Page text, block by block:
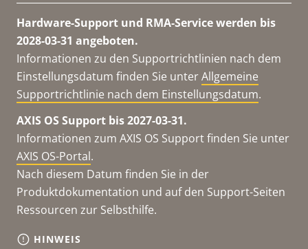
Hardware-Support und RMA-Service werden bis
2028-03-31 angeboten.
Informationen zu den Supportrichtlinien nach dem
Einstellungsdatum finden Sie unterAllgemeine
Supportrichtlinie nach dem Einstellungsdatum.
AXIS OS Support bis 2027-03-31.
Informationen zum AXIS OS Support finden Sie unter
AXIS OS-Portal.
Nach diesem Datum finden Sie in der
Produktdokumentation und auf den Support-Seiten
Ressourcen zur Selbsthilfe.
HINWEIS